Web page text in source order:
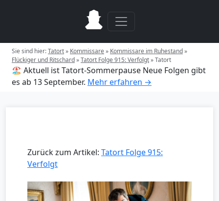
Sie sind hier:Tatort» Kommissare» Kommissare im Ruhestand»
Flückiger und Ritschard»Tatort Folge 915: Verfolgt»Tatort
🏖️ Aktuell ist Tatort-Sommerpause Neue Folgen gibt
es ab 13 September. Mehr erfahren →
Zurück zum Artikel: Tatort Folge 915:
Verfolgt